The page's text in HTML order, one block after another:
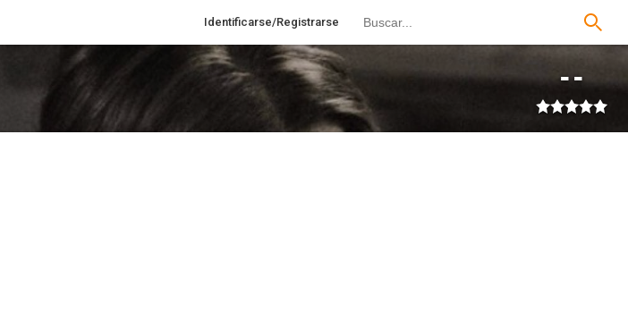
Identificarse/Registrarse
--